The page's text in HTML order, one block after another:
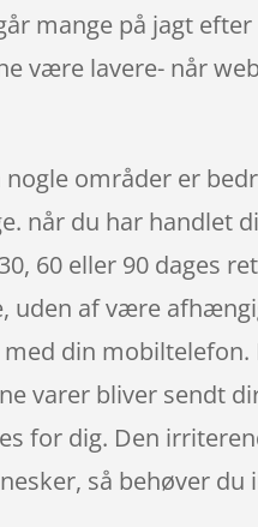
mange på jagt
være lavere- når
områder er
når du har handlet
60 eller 90 dages
uden af være
din mobiltelefon.
varer bliver sendt
for dig. Den
så behøver